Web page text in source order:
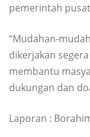
pemerintah
“Mudahan-
dikerjakan
membantu
dukungan dan
Laporan :